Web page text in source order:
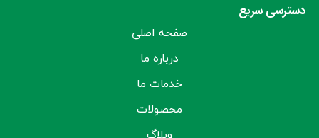
دسترسی سریع
صفحه اصلی
درباره ما
خدمات ما
محصولات